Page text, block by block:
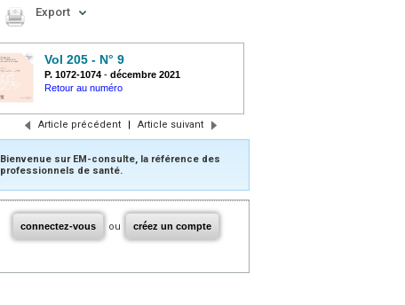
Export
Vol 205 - N° 9
P. 1072-1074 - décembre 2021
Retour au numéro
Article précédent | Article suivant
Bienvenue sur EM-consulte, la référence des
professionnels de santé.
connectez-vous ou créez un compte